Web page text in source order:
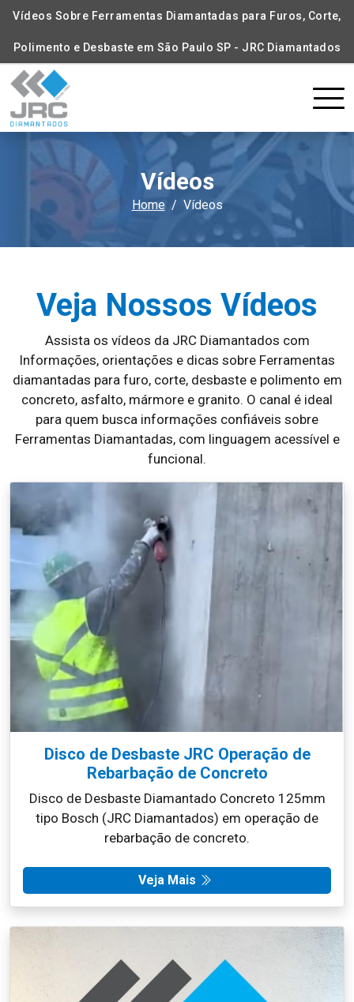
Vídeos Sobre Ferramentas Diamantadas para Furos, Corte,
Polimento e Desbaste em São Paulo SP - JRC Diamantados
Vídeos
Home Vídeos
Veja Nossos Vídeos
Assista os vídeos da JRC Diamantados com
Informações, orientações e dicas sobre Ferramentas
diamantadas para furo, corte, desbaste e polimento em
concreto, asfalto, mármore e granito. O canal é ideal
para quem busca informações confiáveis sobre
Ferramentas Diamantadas, com linguagem acessível e
funcional.
Disco de Desbaste JRC Operação de
Rebarbação de Concreto
Disco de Desbaste Diamantado Concreto 125mm
tipo Bosch (JRC Diamantados) em operação de
rebarbação de concreto.
Veja Mais